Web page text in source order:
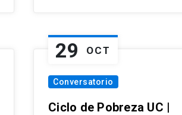
29 OCT
Conversatorio
Ciclo de Pobreza UC |